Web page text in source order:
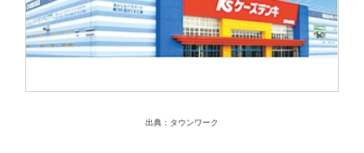
出典：タウンワーク